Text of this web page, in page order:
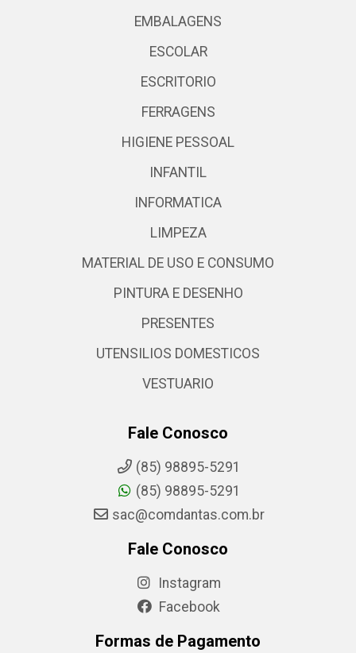
EMBALAGENS
ESCOLAR
ESCRITORIO
FERRAGENS
HIGIENE PESSOAL
INFANTIL
INFORMATICA
LIMPEZA
MATERIAL DE USO E CONSUMO
PINTURA E DESENHO
PRESENTES
UTENSILIOS DOMESTICOS
VESTUARIO
Fale Conosco
(85) 98895-5291
(85) 98895-5291
sac@comdantas.com.br
Fale Conosco
Instagram
Facebook
Formas de Pagamento